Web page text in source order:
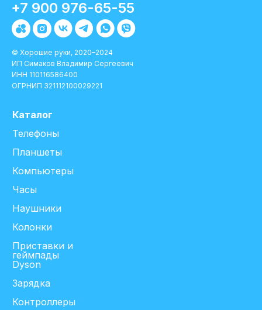
Каталог
Телефоны
Планшеты
Компьютеры
Часы
Наушники
Колонки
Приставки и
геймпады
Dyson
Зарядка
Контроллеры
© Хорошие руки, 2020–2024
ИП Симаков Владимир Сергеевич
ИНН 110116586400
ОГРНИП 321112100029221
+7 900 976-65-55